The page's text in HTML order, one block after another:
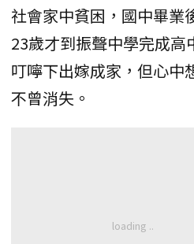
社會家中貧困，國中畢業
23歲才到振聲中學完成高
叮嚀下出嫁成家，但心中
不曾消失。